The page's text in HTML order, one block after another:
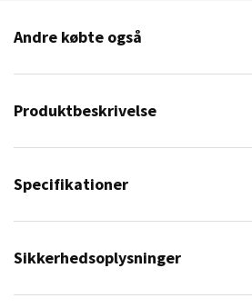
Andre købte også
Produktbeskrivelse
Specifikationer
Sikkerhedsoplysninger